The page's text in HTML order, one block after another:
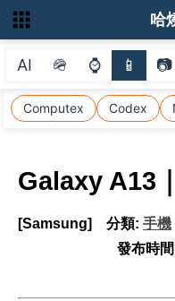
AI 🪖 ⌚ 📱 📷
Computex Codex
哈
Galaxy A13
[Samsung] 分類: 手機
發布時